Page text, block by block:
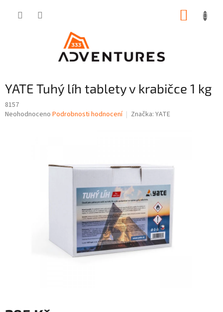
YATE Tuhý líh tablety v krabičce 1 kg
8157
Průměrné
Neohodnoceno Podrobnosti hodnocení Značka: YATE